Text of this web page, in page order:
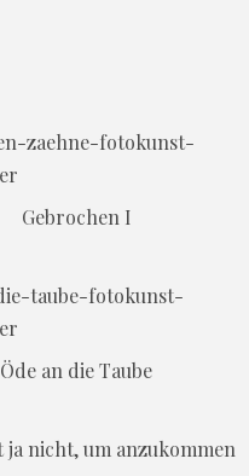
Gebrochen I
Öde an die Taube